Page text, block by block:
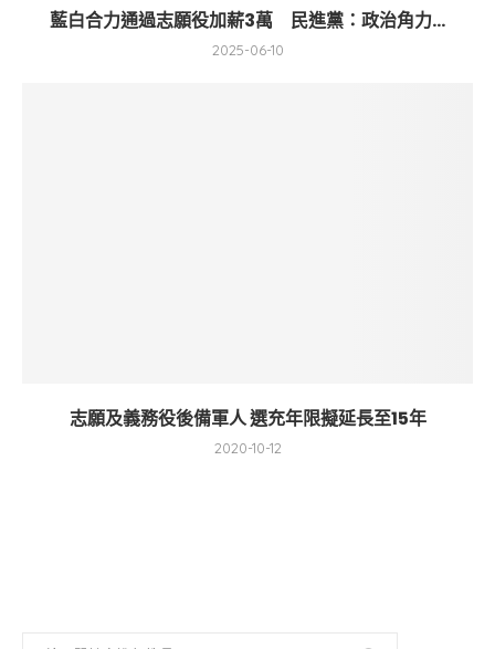
藍白合力通過志願役加薪3萬 民進黨：政治角力...
2025-06-10
志願及義務役後備軍人 選充年限擬延長至15年
2020-10-12